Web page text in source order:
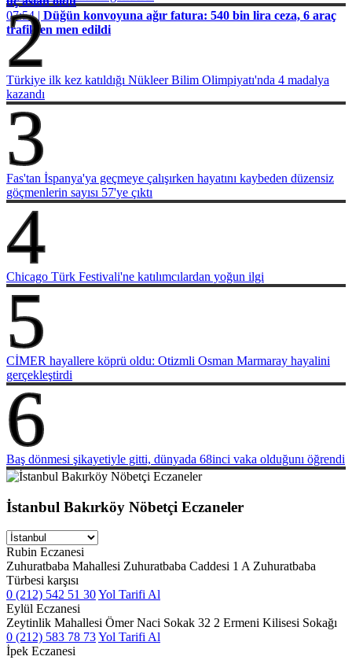
07:54 | Düğün konvoyuna ağır fatura: 540 bin lira ceza, 6 araç
trafikten men edildi
2
Türkiye ilk kez katıldığı Nükleer Bilim Olimpiyatı'nda 4 madalya
kazandı
3
Fas'tan İspanya'ya geçmeye çalışırken hayatını kaybeden düzensiz
göçmenlerin sayısı 57'ye çıktı
4
Chicago Türk Festivali'ne katılımcılardan yoğun ilgi
5
CİMER hayallere köprü oldu: Otizmli Osman Marmaray hayalini
gerçekleştirdi
6
Baş dönmesi şikayetiyle gitti, dünyada 68inci vaka olduğunı öğrendi
İstanbul Bakırköy Nöbetçi Eczaneler
Rubin Eczanesi
Zuhuratbaba Mahallesi Zuhuratbaba Caddesi 1 A Zuhuratbaba
Türbesi karşısı
0 (212) 542 51 30Yol Tarifi Al
Eylül Eczanesi
Zeytinlik Mahallesi Ömer Naci Sokak 32 2 Ermeni Kilisesi Sokağı
0 (212) 583 78 73Yol Tarifi Al
İpek Eczanesi